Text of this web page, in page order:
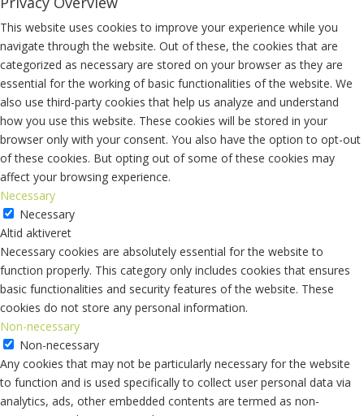
This website uses cookies to improve your experience while you
navigate through the website. Out of these, the cookies that are
categorized as necessary are stored on your browser as they are
essential for the working of basic functionalities of the website. We
also use third-party cookies that help us analyze and understand
how you use this website. These cookies will be stored in your
browser only with your consent. You also have the option to opt-out
of these cookies. But opting out of some of these cookies may
affect your browsing experience.
Necessary
Necessary
Altid aktiveret
Necessary cookies are absolutely essential for the website to
function properly. This category only includes cookies that ensures
basic functionalities and security features of the website. These
cookies do not store any personal information.
Non-necessary
Non-necessary
Any cookies that may not be particularly necessary for the website
to function and is used specifically to collect user personal data via
analytics, ads, other embedded contents are termed as non-